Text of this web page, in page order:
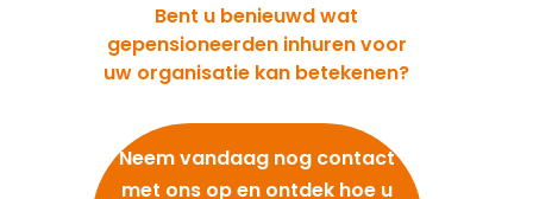
Bent u benieuwd wat
gepensioneerden inhuren voor
uw organisatie kan betekenen?
Neem vandaag nog contact
met ons op en ontdek hoe u